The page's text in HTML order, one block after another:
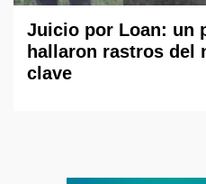
Juicio por Loan: un
hallaron rastros del
clave